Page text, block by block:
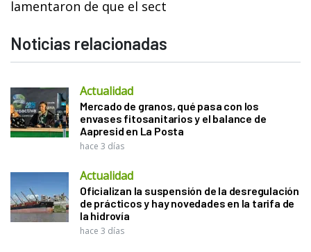
lamentaron de que el sect
Noticias relacionadas
Actualidad
Mercado de granos, qué pasa con los
envases fitosanitarios y el balance de
Aapresid en La Posta
hace 3 días
Actualidad
Oficializan la suspensión de la desregulación
de prácticos y hay novedades en la tarifa de
la hidrovía
hace 3 días